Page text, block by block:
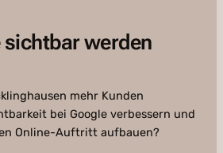
werden
mehr Kunden
bei Google verbessern und
Online-Auftritt aufbauen?